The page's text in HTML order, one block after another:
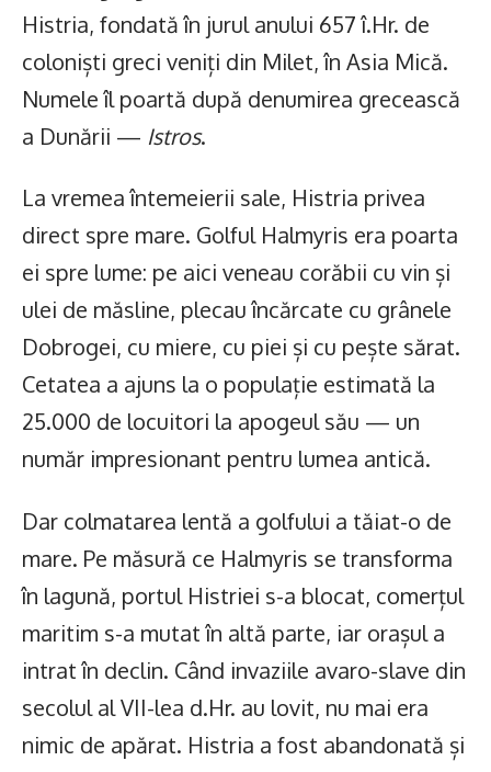
Histria, fondată în jurul anului 657 î.Hr. de
coloniști greci veniți din Milet, în Asia Mică.
Numele îl poartă după denumirea grecească
a Dunării — Istros.
La vremea întemeierii sale, Histria privea
direct spre mare. Golful Halmyris era poarta
ei spre lume: pe aici veneau corăbii cu vin și
ulei de măsline, plecau încărcate cu grânele
Dobrogei, cu miere, cu piei și cu pește sărat.
Cetatea a ajuns la o populație estimată la
25.000 de locuitori la apogeul său — un
număr impresionant pentru lumea antică.
Dar colmatarea lentă a golfului a tăiat-o de
mare. Pe măsură ce Halmyris se transforma
în lagună, portul Histriei s-a blocat, comerțul
maritim s-a mutat în altă parte, iar orașul a
intrat în declin. Când invaziile avaro-slave din
secolul al VII-lea d.Hr. au lovit, nu mai era
nimic de apărat. Histria a fost abandonată și